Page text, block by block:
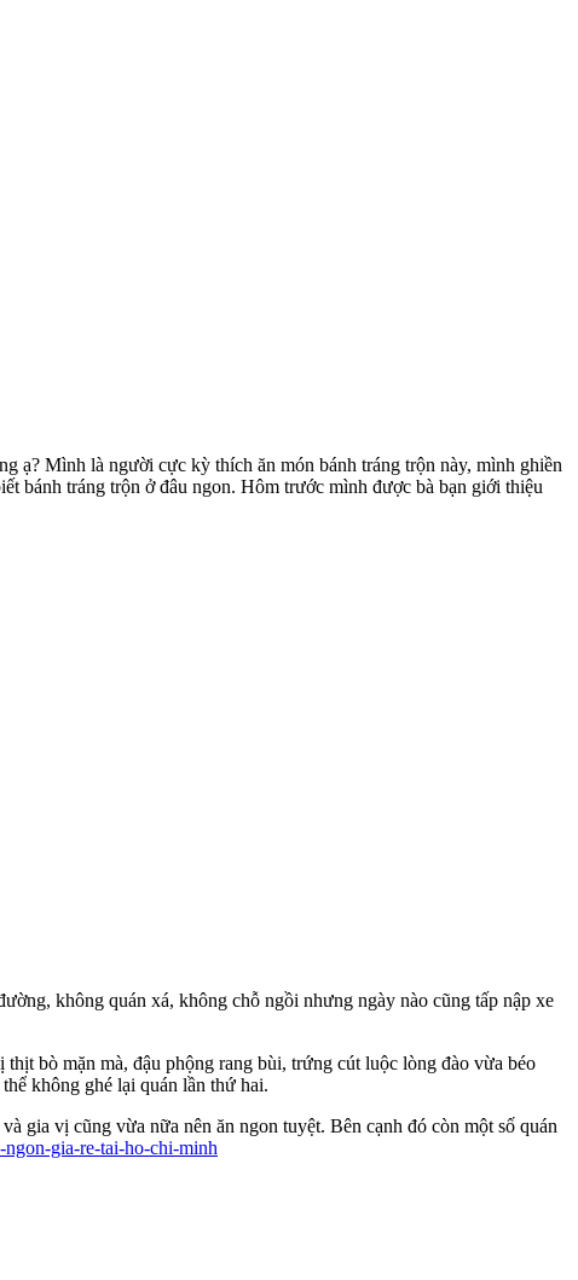
ạ? Mình là người cực kỳ thích ăn món bánh tráng trộn này, mình ghiền
bánh tráng trộn ở đâu ngon. Hôm trước mình được bà bạn giới thiệu
không quán xá, không chỗ ngồi nhưng ngày nào cũng tấp nập xe
bò mặn mà, đậu phộng rang bùi, trứng cút luộc lòng đào vừa béo
không ghé lại quán lần thứ hai.
gia vị cũng vừa nữa nên ăn ngon tuyệt. Bên cạnh đó còn một số quán
gia-re-tai-ho-chi-minh